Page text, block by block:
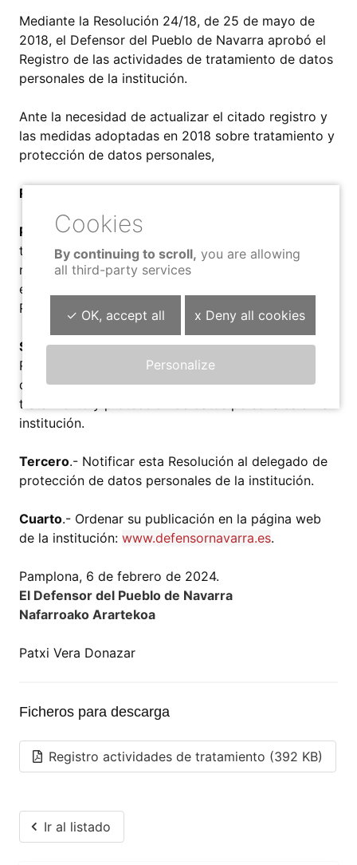
Mediante la Resolución 24/18, de 25 de mayo de
2018, el Defensor del Pueblo de Navarra aprobó el
Registro de las actividades de tratamiento de datos
personales de la institución.
Ante la necesidad de actualizar el citado registro y
las medidas adoptadas en 2018 sobre tratamiento y
protección de datos personales,
RESUELVO:
Primero.- Aprobar el Registro de actividades de
tratamiento de datos personales efectuadas bajo la
responsabilidad del Defensor del Pueblo de Navarra,
en los términos que se señalan en el Anexo de esta
Resolución.
Segundo.- Dejar sin efecto, en lo sucesivo, las
Resoluciones del Defensor del Pueblo de Navarra,
de fechas 24, 25 y 28 de mayo de 2018, sobre
tratamiento y protección de datos personales en la
institución.
Tercero.- Notificar esta Resolución al delegado de
protección de datos personales de la institución.
Cuarto.- Ordenar su publicación en la página web
de la institución: www.defensornavarra.es.
Pamplona, 6 de febrero de 2024.
El Defensor del Pueblo de Navarra
Nafarroako Arartekoa
Patxi Vera Donazar
Ficheros para descarga
Registro actividades de tratamiento (392 KB)
Ir al listado
By continuing to scroll, you are allowing
all third-party services
✓ OK, accept all x Deny all cookies
Personalize